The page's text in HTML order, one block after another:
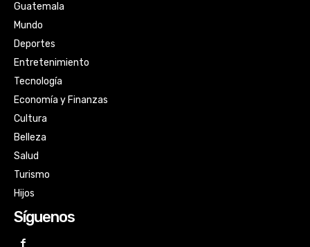
Guatemala
Mundo
Deportes
Entretenimiento
Tecnología
Economía y Finanzas
Cultura
Belleza
Salud
Turismo
Hijos
Síguenos